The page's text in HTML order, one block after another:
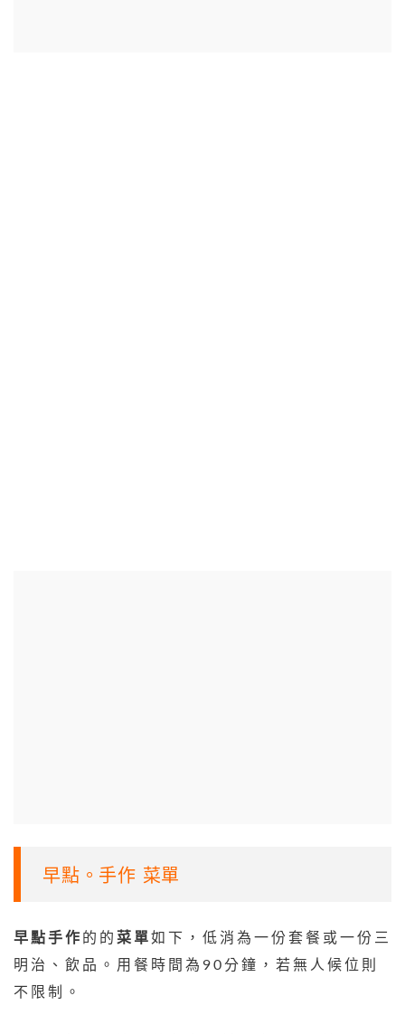
早點。手作 菜單
早點手作 的的 菜單如下，低消為一份套餐或一份三
明治、飲品。用餐時間為90分鐘，若無人候位則
不限制。